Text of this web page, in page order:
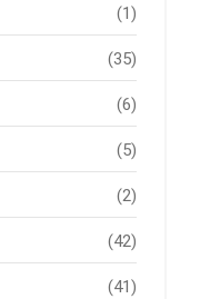
(1)
(35)
(6)
(5)
(2)
(42)
(41)